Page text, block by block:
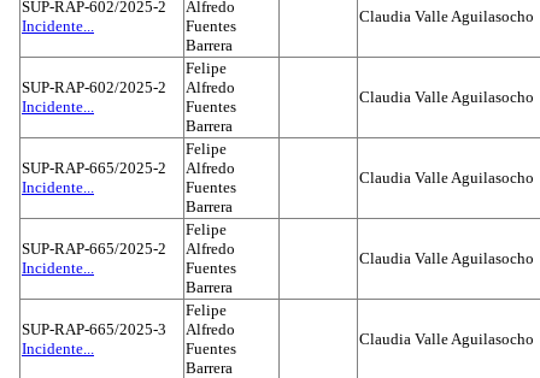
SUP-RAP-602/2025-2
Incidente...
Alfredo
Fuentes
Barrera
Claudia Valle Aguilasocho
SUP-RAP-602/2025-2
Incidente...
Felipe
Alfredo
Fuentes
Barrera
Claudia Valle Aguilasocho
SUP-RAP-665/2025-2
Incidente...
Felipe
Alfredo
Fuentes
Barrera
Claudia Valle Aguilasocho
SUP-RAP-665/2025-2
Incidente...
Felipe
Alfredo
Fuentes
Barrera
Claudia Valle Aguilasocho
SUP-RAP-665/2025-3
Incidente...
Felipe
Alfredo
Fuentes
Barrera
Claudia Valle Aguilasocho